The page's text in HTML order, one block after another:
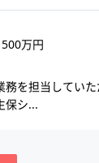
500万円
務を担当してい
保シ...